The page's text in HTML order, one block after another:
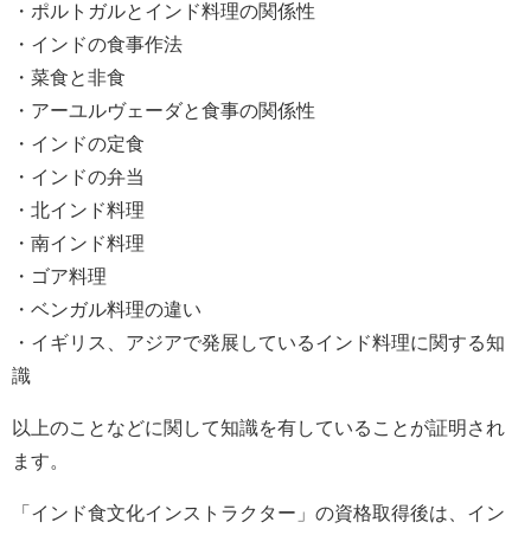
・ポルトガルとインド料理の関係性
・インドの食事作法
・菜食と非食
・アーユルヴェーダと食事の関係性
・インドの定食
・インドの弁当
・北インド料理
・南インド料理
・ゴア料理
・ベンガル料理の違い
・イギリス、アジアで発展しているインド料理に関する知
識
以上のことなどに関して知識を有していることが証明され
ます。
「インド食文化インストラクター」の資格取得後は、イン